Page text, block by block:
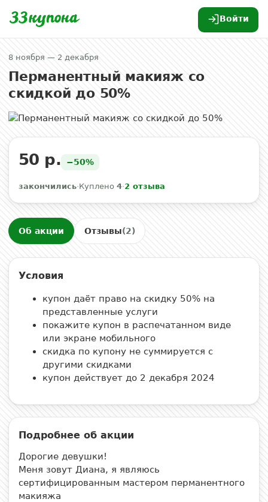
Войти
8 ноября — 2 декабря
Перманентный макияж со
скидкой до 50%
50 р. −50%
закончились·Куплено 4·2 отзыва
Об акции Отзывы(2)
Условия
купон даёт право на скидку 50% на
представленные услуги
покажите купон в распечатанном виде
или экране мобильного
скидка по купону не суммируется с
другими скидками
купон действует до 2 декабря 2024
Подробнее об акции
Дорогие девушки!
Меня зовут Диана, я являюсь
сертифицированным мастером перманентного
макияжа